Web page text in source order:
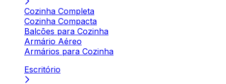
Cozinha Completa
Cozinha Compacta
Balcões para Cozinha
Armário Aéreo
Armários para Cozinha
Escritório